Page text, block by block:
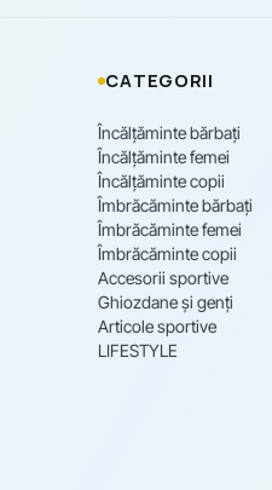
CATEGORII
Încălțăminte bărbați
Încălțăminte femei
Încălțăminte copii
Îmbrăcăminte bărbați
Îmbrăcăminte femei
Îmbrăcăminte copii
Accesorii sportive
Ghiozdane și genți
Articole sportive
LIFESTYLE